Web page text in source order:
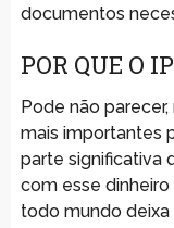
documentos
POR QUE O
Pode não parecer,
mais importantes
parte significativa
com esse
todo mundo deixa